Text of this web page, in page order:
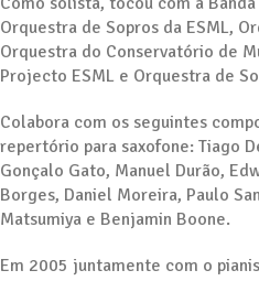
Orquestra de Sopros da ESML,
Orquestra do Conservatório de
Projecto ESML e Orquestra de
Colabora com os seguintes
repertório para saxofone: Tiago
Gonçalo Gato, Manuel Durão,
Borges, Daniel Moreira, Paulo
Matsumiya e Benjamin Boone.
Em 2005 juntamente com o